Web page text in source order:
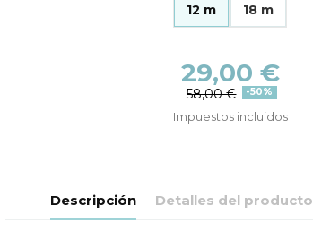
12 m 18 m
29,00 €
58,00 € -50%
Impuestos incluidos
Descripción Detalles del producto